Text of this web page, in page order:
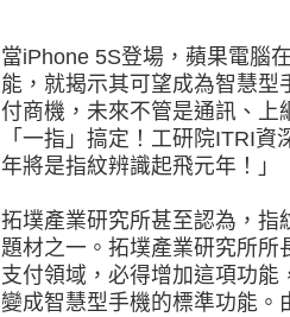
當iPhone 5S登場，蘋果電腦
能，就揭示其可望成為智慧
付商機，未來不管是通訊、上
「一指」搞定！工研院ITRI
年將是指紋辨識起飛元年！」
拓墣產業研究所甚至認為，指
題材之一。拓墣產業研究所所
支付領域，必得增加這項功
變成智慧型手機的標準功能